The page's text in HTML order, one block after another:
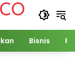
Bisnis